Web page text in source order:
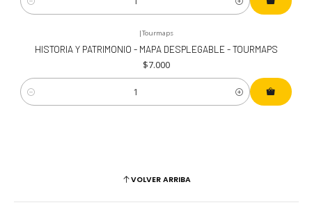
Cantidad
|Tourmaps
HISTORIA Y PATRIMONIO - MAPA DESPLEGABLE - TOURMAPS
$7.000
Cantidad
VOLVER ARRIBA